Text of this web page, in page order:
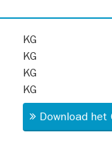
KG
KG
KG
KG
Download